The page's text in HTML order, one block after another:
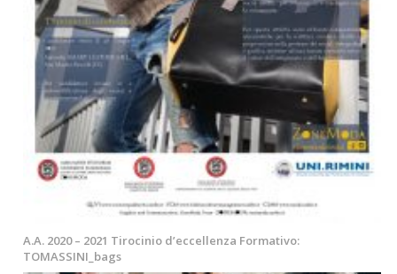
A.A. 2020 – 2021 Tirocinio d’eccellenza Formativo:
TOMASSINI_bags